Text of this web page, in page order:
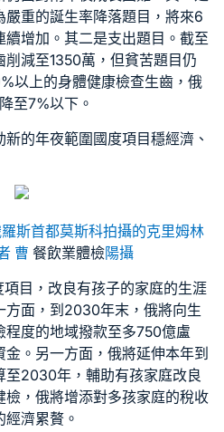
重的誕生率降落題目，將來6
增加。其二是支出題目。截至
減至1350萬，但貧苦題目仍
以上的身體健康檢查生齒，俄
至7%以下。
的年夜範圍國度項目穩經濟、
斯首都莫斯科拍攝的克里姆林
曹 餐飲業體檢陽攝
項目，改良有孩子的家庭的生涯
方面，到2030年末，俄將向生
程度的地域撥款至多750億盧
。另一方面，俄將延伸本年到
至2030年，輔助有孩家庭改良
檢 ，俄將增添對多孩家庭的稅收
濟累贅。